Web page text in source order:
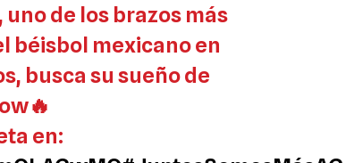
uno de los brazos más
béisbol mexicano en
busca su sueño de
en: